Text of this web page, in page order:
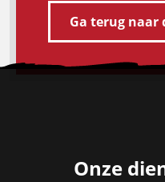
Ga terug naar
Onze